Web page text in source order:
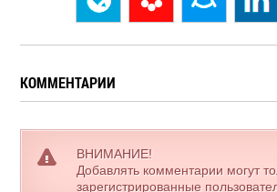
КОММЕНТАРИИ
ВНИМАНИЕ!
Добавлять комментарии могут
зарегистрированные